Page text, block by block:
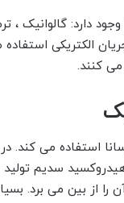
دارد: گالوانیک
الکتریکی
کنند.
استفاده می کند.
سدیم
را از بین می برد.